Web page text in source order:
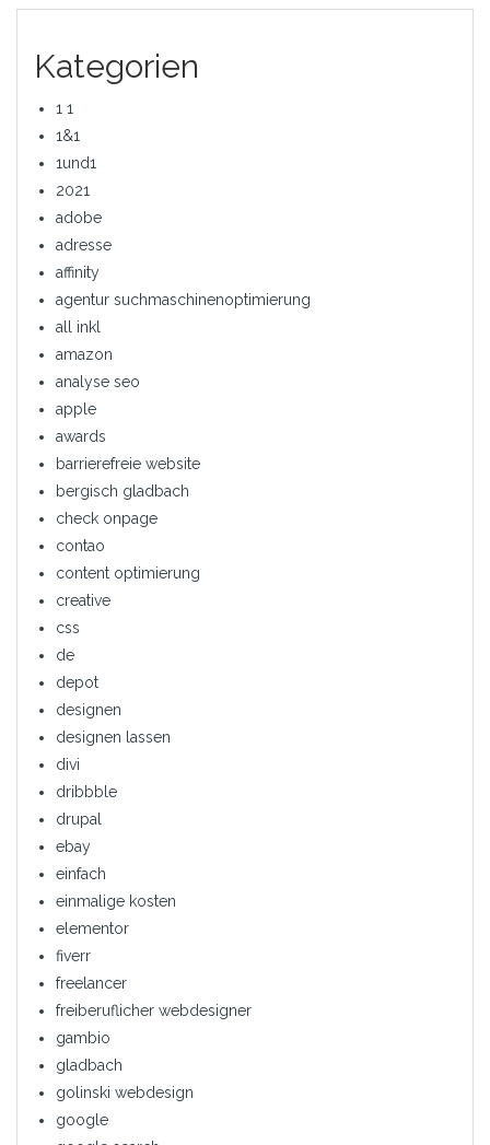
Kategorien
1 1
1&1
1und1
2021
adobe
adresse
affinity
agentur suchmaschinenoptimierung
all inkl
amazon
analyse seo
apple
awards
barrierefreie website
bergisch gladbach
check onpage
contao
content optimierung
creative
css
de
depot
designen
designen lassen
divi
dribbble
drupal
ebay
einfach
einmalige kosten
elementor
fiverr
freelancer
freiberuflicher webdesigner
gambio
gladbach
golinski webdesign
google